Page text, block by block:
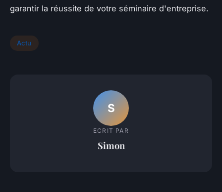
garantir la réussite de votre séminaire d'entreprise.
Actu
S
ECRIT PAR
Simon